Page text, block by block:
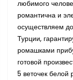
любимого
романтична и
осуществляем
Турции,
ромашками
готовой
5 веточек белой